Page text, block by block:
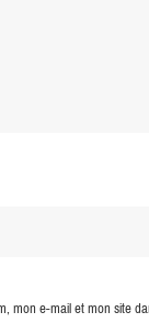
mon e-mail et mon site